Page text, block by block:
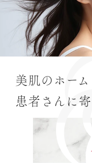
美肌の ホー
患者さんに